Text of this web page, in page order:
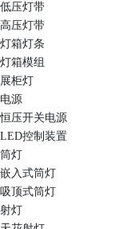
低压灯带
高压灯带
灯箱灯条
灯箱模组
展柜灯
电源
恒压开关电源
LED控制装置
筒灯
嵌入式筒灯
吸顶式筒灯
射灯